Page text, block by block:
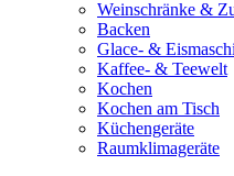
Weinschränke &
Backen
Glace- &
Kaffee- & Teewelt
Kochen
Kochen am Tisch
Küchengeräte
Raumklimageräte